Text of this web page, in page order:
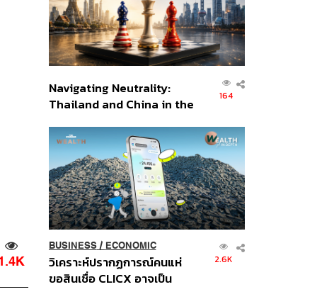
Navigating Neutrality:
Thailand and China in the
Order
164
BUSINESS/ ECONOMIC
วิเคราะห์ปรากฏการณ์คนแห่
ขอสินเชื่อ CLICX อาจเป็น
2.6K